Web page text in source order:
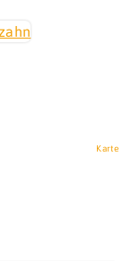
Karte